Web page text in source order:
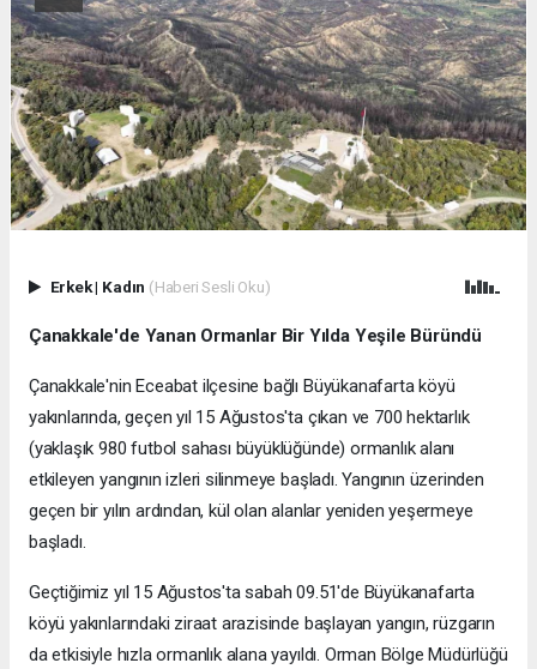
Erkek| Kadın (Haberi Sesli Oku)
Çanakkale'de Yanan Ormanlar Bir Yılda Yeşile Büründü
Çanakkale'nin Eceabat ilçesine bağlı Büyükanafarta köyü
yakınlarında, geçen yıl 15 Ağustos'ta çıkan ve 700 hektarlık
(yaklaşık 980 futbol sahası büyüklüğünde) ormanlık alanı
etkileyen yangının izleri silinmeye başladı. Yangının üzerinden
geçen bir yılın ardından, kül olan alanlar yeniden yeşermeye
başladı.
Geçtiğimiz yıl 15 Ağustos'ta sabah 09.51'de Büyükanafarta
köyü yakınlarındaki ziraat arazisinde başlayan yangın, rüzgarın
da etkisiyle hızla ormanlık alana yayıldı. Orman Bölge Müdürlüğü